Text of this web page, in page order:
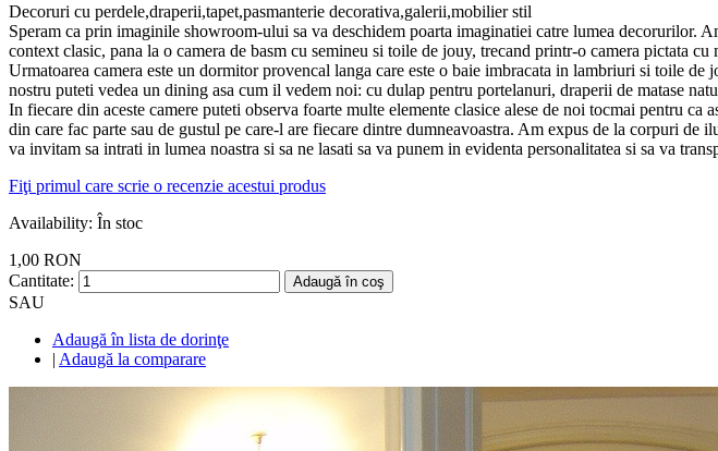
Decoruri cu perdele,draperii,tapet,pasmanterie decorativa,galerii,mobilier stil
Speram ca prin imaginile showroom-ului sa va deschidem poarta imaginatiei catre lumea decorurilor.
context clasic, pana la o camera de basm cu semineu si toile de jouy, trecand printr-o camera pictata
Urmatoarea camera este un dormitor provencal langa care este o baie imbracata in lambriuri si toile
nostru puteti vedea un dining asa cum il vedem noi: cu dulap pentru portelanuri, draperii de matase
In fiecare din aceste camere puteti observa foarte multe elemente clasice alese de noi tocmai pentru
din care fac parte sau de gustul pe care-l are fiecare dintre dumneavoastra. Am expus de la corpuri
va invitam sa intrati in lumea noastra si sa ne lasati sa va punem in evidenta personalitatea si sa va
Fiţi primul care scrie o recenzie acestui produs
Availability: În stoc
1,00 RON
Cantitate:
Adaugă în coş
SAU
Adaugă în lista de dorinţe
| Adaugă la comparare